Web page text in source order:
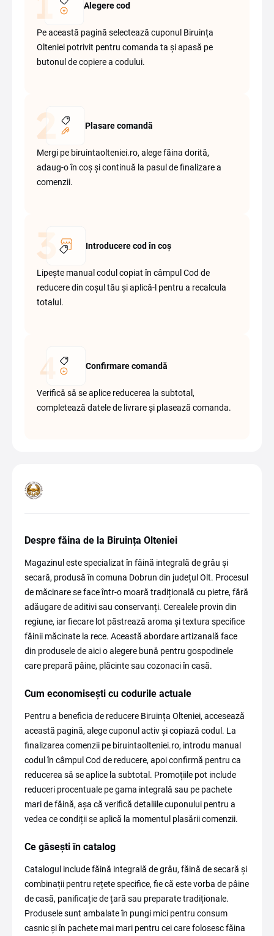
Alegere cod
Pe această pagină selectează cuponul Biruința
Olteniei potrivit pentru comanda ta și apasă pe
butonul de copiere a codului.
Plasare comandă
Mergi pe biruintaolteniei.ro, alege făina dorită,
adaug-o în coș și continuă la pasul de finalizare a
comenzii.
Introducere cod în coș
Lipește manual codul copiat în câmpul Cod de
reducere din coșul tău și aplică-l pentru a recalcula
totalul.
Confirmare comandă
Verifică să se aplice reducerea la subtotal,
completează datele de livrare și plasează comanda.
Despre făina de la Biruința Olteniei
Magazinul este specializat în făină integrală de grâu și
secară, produsă în comuna Dobrun din județul Olt. Procesul
de măcinare se face într-o moară tradițională cu pietre, fără
adăugare de aditivi sau conservanți. Cerealele provin din
regiune, iar fiecare lot păstrează aroma și textura specifice
făinii măcinate la rece. Această abordare artizanală face
din produsele de aici o alegere bună pentru gospodinele
care prepară pâine, plăcinte sau cozonaci în casă.
Cum economisești cu codurile actuale
Pentru a beneficia de reducere Biruința Olteniei, accesează
această pagină, alege cuponul activ și copiază codul. La
finalizarea comenzii pe biruintaolteniei.ro, introdu manual
codul în câmpul Cod de reducere, apoi confirmă pentru ca
reducerea să se aplice la subtotal. Promoțiile pot include
reduceri procentuale pe gama integrală sau pe pachete
mari de făină, așa că verifică detaliile cuponului pentru a
vedea ce condiții se aplică la momentul plasării comenzii.
Ce găsești în catalog
Catalogul include făină integrală de grâu, făină de secară și
combinații pentru rețete specifice, fie că este vorba de pâine
de casă, panificație de țară sau preparate tradiționale.
Produsele sunt ambalate în pungi mici pentru consum
casnic și în pachete mai mari pentru cei care folosesc făina